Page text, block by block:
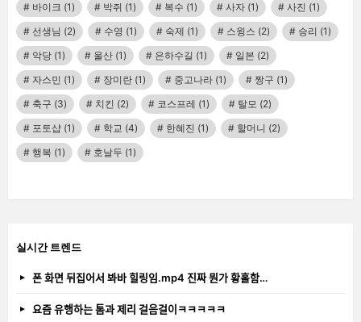
바이크 (1) 박쥐 (1) 복수 (1) 사자 (1) 사진 (1)
선생님 (2) 수영 (1) 숙제 (1) 스윙스 (2) 승리 (1)
악당 (1) 울산 (1) 은하수길 (1) 일본 (2)
자스민 (1) 장미란 (1) 중고나라 (1) 짱구 (1)
축구 (3) 치킨 (2) 코스프레 (1) 탈모 (2)
포토샵 (1) 학교 (4) 한혜진 (1) 할머니 (2)
행복 (1) 호날두 (1)
실시간 트렌드
폰 화면 뒤집어서 봐바 힐링임.mp4 진짜 뭔가 황홀함…
요즘 유행하는 톰과 제리 걸음걸이ㅋㅋㅋㅋㅋ